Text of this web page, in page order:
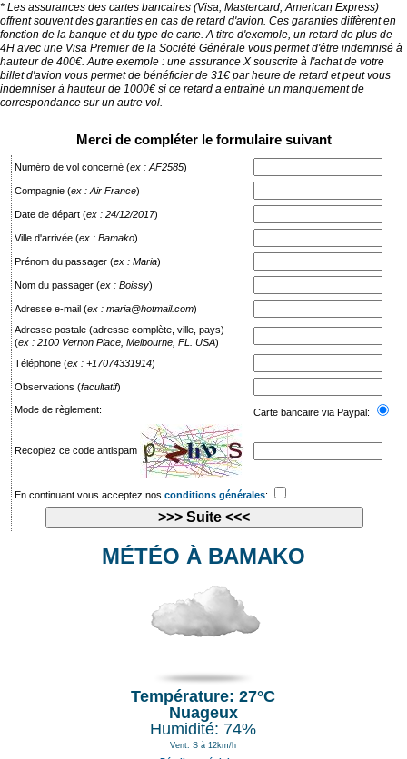
* Les assurances des cartes bancaires (Visa, Mastercard, American Express)
offrent souvent des garanties en cas de retard d'avion. Ces garanties diffèrent en
fonction de la banque et du type de carte. A titre d'exemple, un retard de plus de
4H avec une Visa Premier de la Société Générale vous permet d'être indemnisé à
hauteur de 400€. Autre exemple : une assurance X souscrite à l'achat de votre
billet d'avion vous permet de bénéficier de 31€ par heure de retard et peut vous
indemniser à hauteur de 1000€ si ce retard a entraîné un manquement de
correspondance sur un autre vol.
Merci de compléter le formulaire suivant
Numéro de vol concerné (ex : AF2585)
Compagnie (ex : Air France)
Date de départ (ex : 24/12/2017)
Ville d'arrivée (ex : Bamako)
Prénom du passager (ex : Maria)
Nom du passager (ex : Boissy)
Adresse e-mail (ex : maria@hotmail.com)
Adresse postale (adresse complète, ville, pays)
(ex : 2100 Vernon Place, Melbourne, FL. USA)
Téléphone (ex : +17074331914)
Observations (facultatif)
Mode de règlement: Carte bancaire via Paypal:
Recopiez ce code antispam
En continuant vous acceptez nos conditions générales:
MÉTÉO À BAMAKO
Température: 27°C
Nuageux
Humidité: 74%
Vent: S à 12km/h